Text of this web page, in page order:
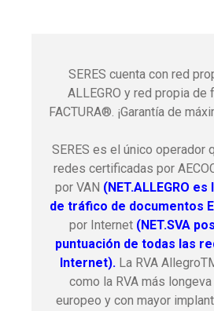
SERES cuenta con red
ALLEGRO y red propia de
FACTURA®. ¡Garantía de
SERES es el único operador
redes certificadas por
por VAN (NET.ALLEGRO
de tráfico de documentos
por Internet (NET.SVA
puntuación de todas las
Internet). La RVA
como la RVA más
europeo y con mayor